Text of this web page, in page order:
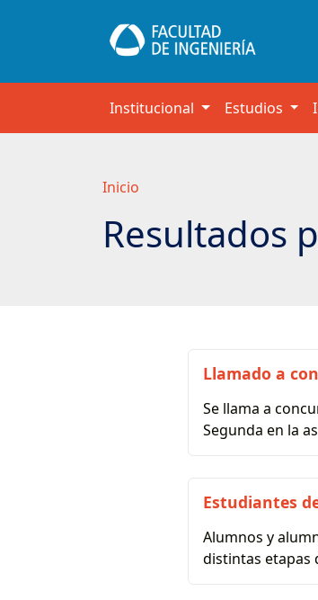
Institucional Estudios
Inicio
Resultados
Llamado a
Se llama a
Segunda en la
Estudiantes
Alumnos y
distintas etapas